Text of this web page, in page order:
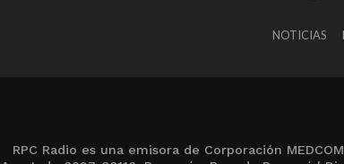
NOTICIAS
RPC Radio es una emisora de Corporación